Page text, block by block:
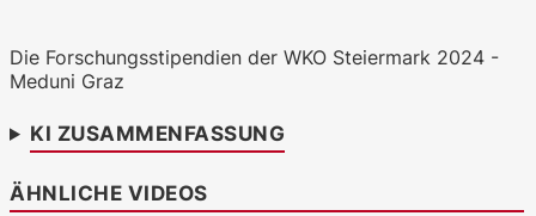
Die Forschungsstipendien der WKO Steiermark 2024 -
Meduni Graz
KI ZUSAMMENFASSUNG
ÄHNLICHE VIDEOS